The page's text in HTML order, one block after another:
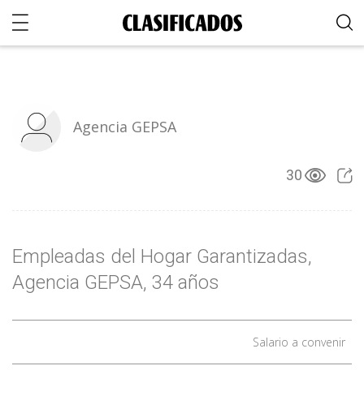
Agencia GEPSA
30
Empleadas del Hogar Garantizadas,
Agencia GEPSA, 34 años
Salario a convenir